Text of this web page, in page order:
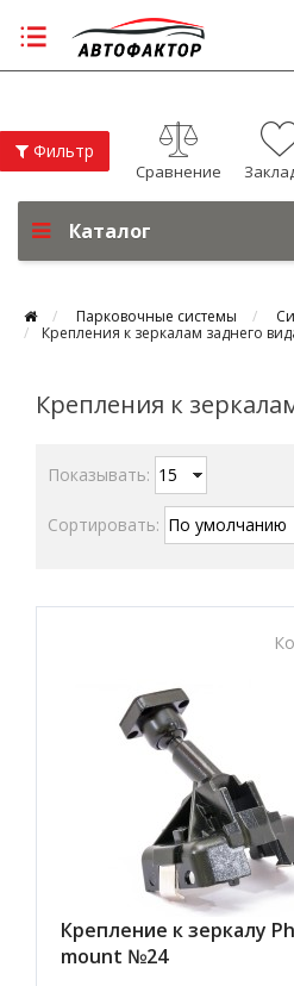
Сравнение
Каталог
Парковочные системы
Крепления к зеркалам заднего
Крепления к
Показывать:
Сортировать:
Крепление к зеркалу
mount №24
Фильтр